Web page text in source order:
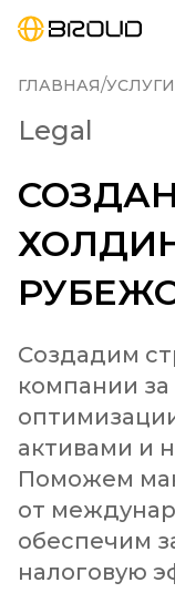
ГЛАВНАЯ/УСЛУГИ
Legal
Создадим
компании
активами и
Поможем
от
обеспечим
налоговую